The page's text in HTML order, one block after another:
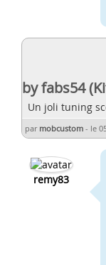
by fabs54
Un joli tuning
par mobcustom - le
remy83